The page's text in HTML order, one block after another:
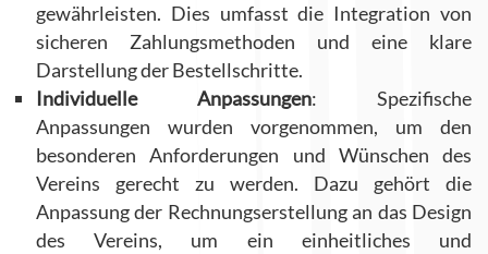
gewährleisten. Dies umfasst die Integration von
sicheren Zahlungsmethoden und eine klare
Darstellung der Bestellschritte.
Individuelle Anpassungen: Spezifische
Anpassungen wurden vorgenommen, um den
besonderen Anforderungen und Wünschen des
Vereins gerecht zu werden. Dazu gehört die
Anpassung der Rechnungserstellung an das Design
des Vereins, um ein einheitliches und